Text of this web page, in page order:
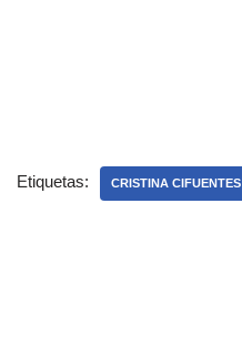
Etiquetas: CRISTINA CIFUENTES